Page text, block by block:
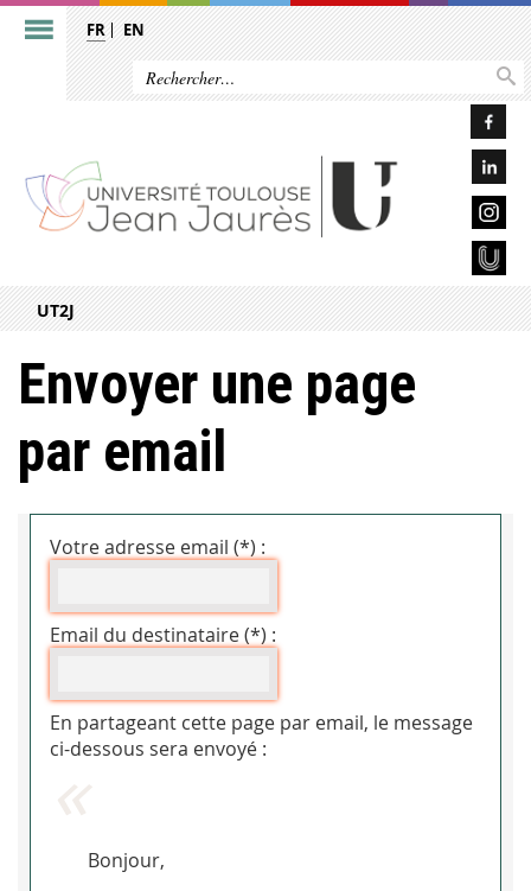
FR EN
UT2J
Envoyer une page
par email
Votre adresse email (*) :
Email du destinataire (*) :
En partageant cette page par email, le message
ci-dessous sera envoyé :
Bonjour,